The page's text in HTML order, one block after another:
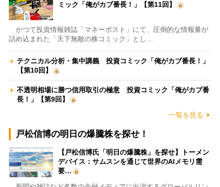
ミック「俺がカブ番長！」【第11回】
かつて投資情報雑誌「マネーポスト」にて、圧倒的な情報量が
詰め込まれた「天下無敵の株コミック」とし…
テクニカル分析・集中講義 投資コミック「俺がカブ番長！」
【第10回】
不透明相場に勝つ信用取引の極意 投資コミック「俺がカブ番
長！」【第9回】
一覧を見る
戸松信博の明日の爆騰株を探せ！
【戸松信博氏「明日の爆騰株」を探せ】トーメン
デバイス：サムスンを通じて世界のAIメモリ需
要…